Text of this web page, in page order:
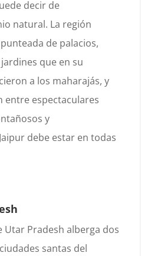
decir de
natural. La región
de palacios,
que en su
a los maharajás, y
entre espectaculares
y
Jaipur debe estar en todas
Utar Pradesh alberga dos
iudades santas del